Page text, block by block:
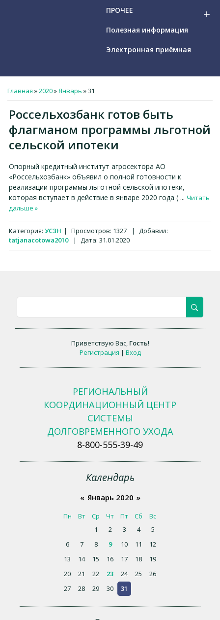
ПРОЧЕЕ add
Полезная информация
Электронная приёмная
Главная »2020»Январь »31
Россельхозбанк готов быть
флагманом программы льготной
сельской ипотеки
Опорный кредитный институт агросектора АО
«Россельхозбанк» объявил о полной готовности к
реализации программы льготной сельской ипотеки,
которая вступает в действие в январе 2020 года ( ... Читать
дальше »
Категория: УСЗН | Просмотров: 1327 |
Добавил:
tatjanacotowa2010
| Дата: 31.01.2020
Приветствую Вас, Гость!
Регистрация | Вход
РЕГИОНАЛЬНЫЙ
КООРДИНАЦИОННЫЙ ЦЕНТР
СИСТЕМЫ
ДОЛГОВРЕМЕННОГО УХОДА
8-800-555-39-49
Календарь
« Январь 2020 »
Пн Вт Ср Чт Пт Сб
Вс
1
2 3 4
5
6
7 8 9 10 11
12
13
14 15 16 17 18
19
20
21 22 23 24 25
26
27
28 29 30 31